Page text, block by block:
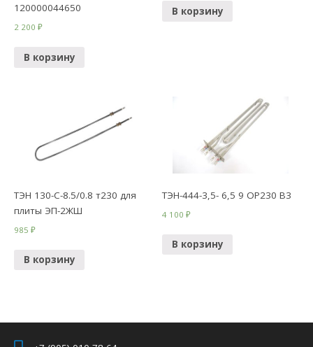
120000044650
2 200₽
В корзину
В корзину
ТЭН 130-С-8.5/0.8 т230 для
плиты ЭП-2ЖШ
985₽
В корзину
ТЭН-444-3,5- 6,5 9 ОР230 В3
4 100₽
В корзину